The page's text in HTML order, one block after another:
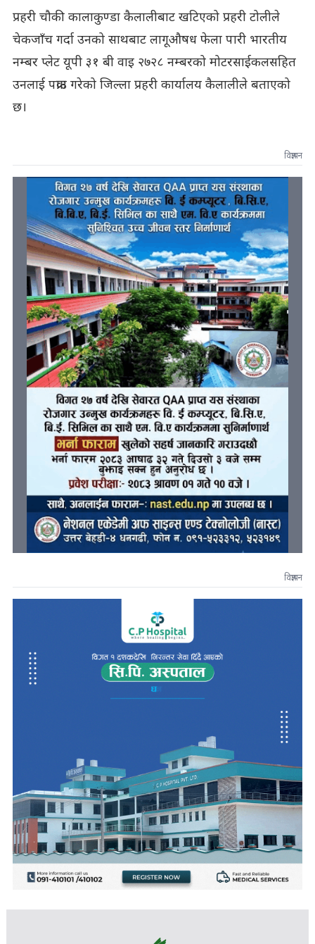
प्रहरी चौकी कालाकुण्डा कैलालीबाट खटिएको प्रहरी टोलीले
चेकजाँच गर्दा उनको साथबाट लागूऔषध फेला पारी भारतीय
नम्बर प्लेट यूपी ३१ बी वाइ २७२८ नम्बरको मोटरसाईकलसहित
उनलाई पक्राउ गरेको जिल्ला प्रहरी कार्यालय कैलालीले बताएको
छ।
विज्ञापन
विज्ञापन